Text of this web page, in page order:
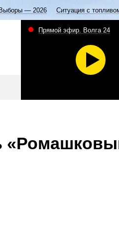
Выборы — 2026 Ситуация с
Прямой эфир. Волга 24